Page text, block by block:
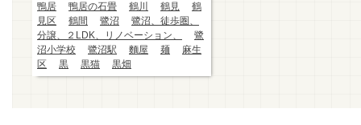
鴨居
鴨居の石畳 鶴川 鶴見
鶴
見区
鶴間 鷺沼
鷺沼、徒歩圏、
分譲、２LDK、リノベーション、
鷺
沼小学校
鷺沼駅 麵屋 麺
麻生
区
黒 黒猫 黒畑